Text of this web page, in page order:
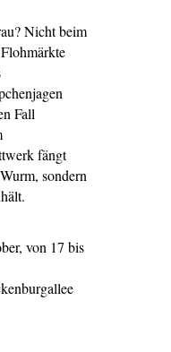
Nicht beim
Fall
fängt
sondern
von 17 bis